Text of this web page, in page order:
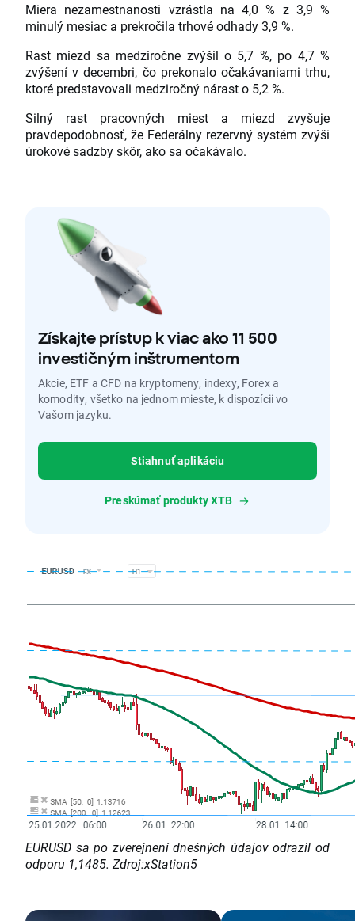
Miera nezamestnanosti vzrástla na 4,0 % z 3,9 %
minulý mesiac a prekročila trhové odhady 3,9 %.
Rast miezd sa medziročne zvýšil o 5,7 %, po 4,7 %
zvýšení v decembri, čo prekonalo očakávaniami trhu,
ktoré predstavovali medziročný nárast o 5,2 %.
Silný rast pracovných miest a miezd zvyšuje
pravdepodobnosť, že Federálny rezervný systém zvýši
úrokové sadzby skôr, ako sa očakávalo.
Získajte prístup k viac ako 11 500
investičným inštrumentom
Akcie, ETF a CFD na kryptomeny, indexy, Forex a
komodity, všetko na jednom mieste, k dispozícii vo
Vašom jazyku.
Stiahnuť aplikáciu
Preskúmať produkty XTB
EURUSD sa po zverejnení dnešných údajov odrazil od
odporu 1,1485. Zdroj:xStation5